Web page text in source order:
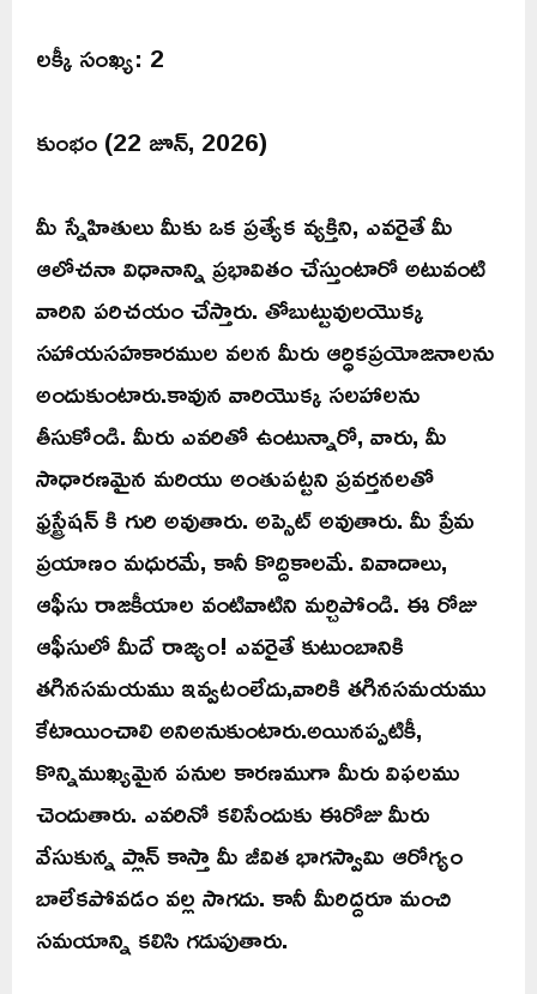
లక్కీ సంఖ్య: 2
కుంభం (22 జూన్, 2026)
మీ స్నేహితులు మీకు ఒక ప్రత్యేక వ్యక్తిని, ఎవరైతే మీ
ఆలోచనా విధానాన్ని ప్రభావితం చేస్తుంటారో అటువంటి
వారిని పరిచయం చేస్తారు. తోబుట్టువులయొక్క
సహాయసహకారముల వలన మీరు ఆర్ధికప్రయోజనాలను
అందుకుంటారు.కావున వారియొక్క సలహాలను
తీసుకోండి. మీరు ఎవరితో ఉంటున్నారో, వారు, మీ
సాధారణమైన మరియు అంతుపట్టని ప్రవర్తనలతో
ఫ్రస్ట్రేషన్ కి గురి అవుతారు. అప్సెట్ అవుతారు. మీ ప్రేమ
ప్రయాణం మధురమే, కానీ కొద్దికాలమే. వివాదాలు,
ఆఫీసు రాజకీయాల వంటివాటిని మర్చిపోండి. ఈ రోజు
ఆఫీసులో మీదే రాజ్యం! ఎవరైతే కుటుంబానికి
తగినసమయము ఇవ్వటంలేదు,వారికి తగినసమయము
కేటాయించాలి అనిఅనుకుంటారు.అయినప్పటికీ,
కొన్నిముఖ్యమైన పనుల కారణముగా మీరు విఫలము
చెందుతారు. ఎవరినో కలిసేందుకు ఈరోజు మీరు
వేసుకున్న ప్లాన్ కాస్తా మీ జీవిత భాగస్వామి ఆరోగ్యం
బాలేకపోవడం వల్ల సాగదు. కానీ మీరిద్దరూ మంచి
సమయాన్ని కలిసి గడుపుతారు.